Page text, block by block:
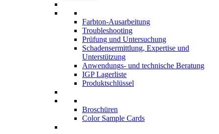
Farbton-Ausarbeitung
Troubleshooting
Prüfung und Untersuchung
Schadensermittlung, Expertise und
Unterstützung
Anwendungs- und technische Beratung
IGP Lagerliste
Produktschlüssel
Broschüren
Color Sample Cards